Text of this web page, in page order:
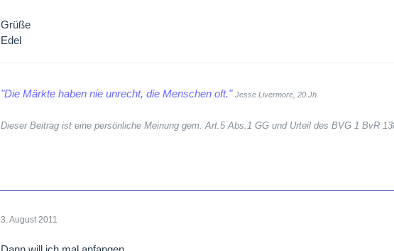
Grüße
Edel
"Die Märkte haben nie unrecht, die Menschen oft." Jesse Livermore, 20.Jh.
Dieser Beitrag ist eine persönliche Meinung gem. Art.5 Abs.1 GG und Urteil des BVG 1 BvR
3. August 2011